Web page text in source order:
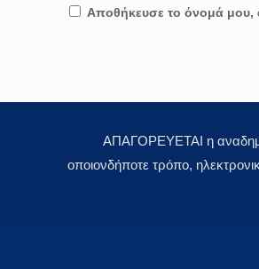
Αποθήκευσε το όνομά μου,
ΑΠΑΓΟΡΕΥΕΤΑΙ η
οποιονδήποτε τρόπο,